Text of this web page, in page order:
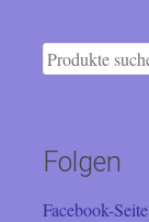
Suchen
nach:
Folgen
Facebook-Seite